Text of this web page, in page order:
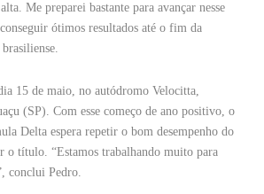
Me preparei bastante para avançar nesse
ótimos resultados até o fim da
15 de maio, no autódromo Velocitta,
(SP). Com esse começo de ano positivo, o
Delta espera repetir o bom desempenho do
o título. “Estamos trabalhando muito para
conclui Pedro.